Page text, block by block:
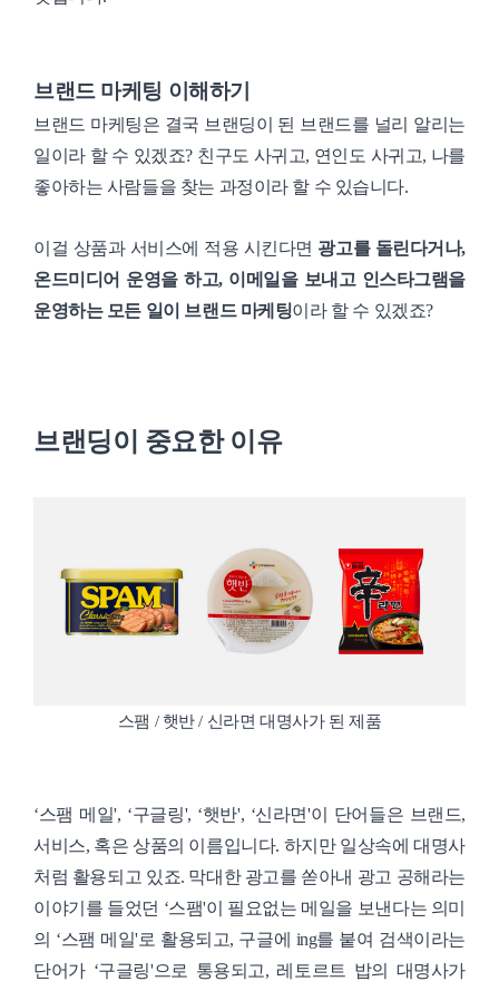
브랜드 마케팅 이해하기
브랜드 마케팅은 결국 브랜딩이 된 브랜드를 널리 알리는
일이라 할 수 있겠죠? 친구도 사귀고, 연인도 사귀고, 나를
좋아하는 사람들을 찾는 과정이라 할 수 있습니다.
이걸 상품과 서비스에 적용 시킨다면 광고를 돌린다거나,
온드미디어 운영을 하고, 이메일을 보내고 인스타그램을
운영하는 모든 일이 브랜드 마케팅이라 할 수 있겠죠?
브랜딩이 중요한 이유
스팸 / 햇반 / 신라면 대명사가 된 제품
‘스팸 메일', ‘구글링', ‘햇반', ‘신라면'이 단어들은 브랜드,
서비스, 혹은 상품의 이름입니다. 하지만 일상속에 대명사
처럼 활용되고 있죠. 막대한 광고를 쏟아내 광고 공해라는
이야기를 들었던 ‘스팸'이 필요없는 메일을 보낸다는 의미
의 ‘스팸 메일'로 활용되고, 구글에 ing를 붙여 검색이라는
단어가 ‘구글링'으로 통용되고, 레토르트 밥의 대명사가